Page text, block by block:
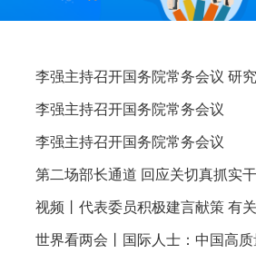
李强主持召开国务院常务会议
李强主持召开国务院常务会议